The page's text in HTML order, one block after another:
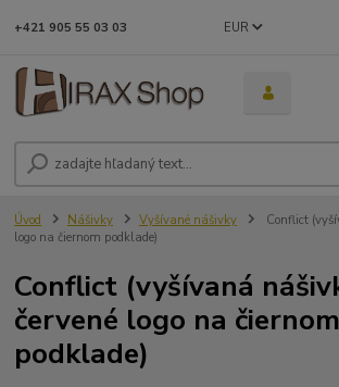
EUR
+421 905 55 03 03
Úvod Nášivky Vyšívané nášivky
Conflict
logo na čiernom podklade)
Conflict (vyšívaná
červené logo na čiernom
podklade)